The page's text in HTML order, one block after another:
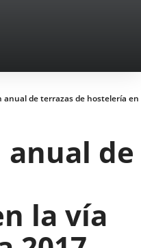
anual de terrazas de hostelería en
anual de
la vía